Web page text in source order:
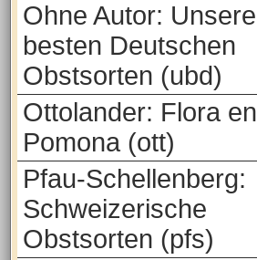
Ohne Autor: Unsere
besten Deutschen
Obstsorten (ubd)
Ottolander: Flora en
Pomona (ott)
Pfau-Schellenberg:
Schweizerische
Obstsorten (pfs)